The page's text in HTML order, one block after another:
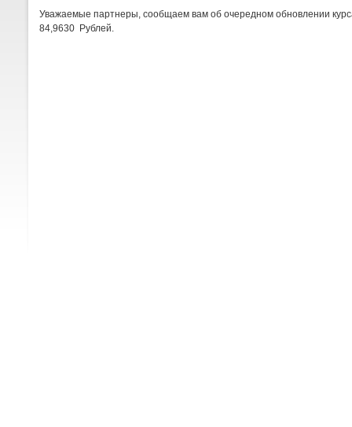
Уважаемые партнеры, сообщаем вам об очередном обновлении
84,9630 Рублей.